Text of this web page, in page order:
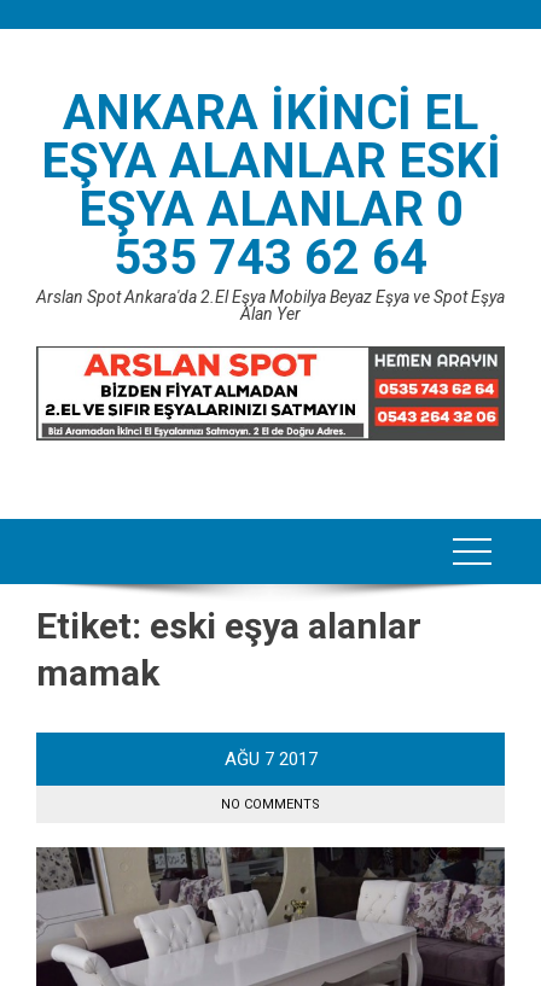
ANKARA İKINCI EL
EŞYA ALANLAR ESKI
EŞYA ALANLAR 0
535 743 62 64
Arslan Spot Ankara'da 2.El Eşya Mobilya Beyaz Eşya ve Spot Eşya
Alan Yer
Etiket: eski eşya alanlar
mamak
AĞU 7 2017
NO COMMENTS